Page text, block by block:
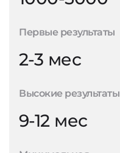
Первые результаты
2-3 мес
Высокие результаты
9-12 мес